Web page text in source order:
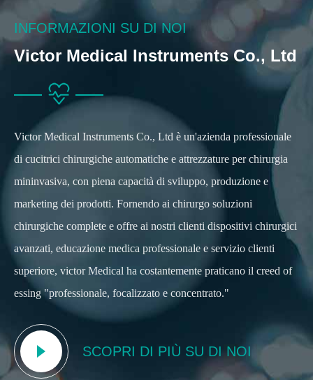
INFORMAZIONI SU DI NOI
Victor Medical Instruments Co., Ltd
Victor Medical Instruments Co., Ltd è un'azienda professionale
di cucitrici chirurgiche automatiche e attrezzature per chirurgia
mininvasiva, con piena capacità di sviluppo, produzione e
marketing dei prodotti. Fornendo ai chirurgo soluzioni
chirurgiche complete e offre ai nostri clienti dispositivi chirurgici
avanzati, educazione medica professionale e servizio clienti
superiore, victor Medical ha costantemente praticano il creed of
essing "professionale, focalizzato e concentrato."
SCOPRI DI PIÙ SU DI NOI